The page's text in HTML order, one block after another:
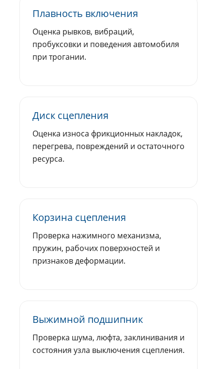
Плавность включения
Оценка рывков, вибраций,
пробуксовки и поведения автомобиля
при трогании.
Диск сцепления
Оценка износа фрикционных накладок,
перегрева, повреждений и остаточного
ресурса.
Корзина сцепления
Проверка нажимного механизма,
пружин, рабочих поверхностей и
признаков деформации.
Выжимной подшипник
Проверка шума, люфта, заклинивания и
состояния узла выключения сцепления.